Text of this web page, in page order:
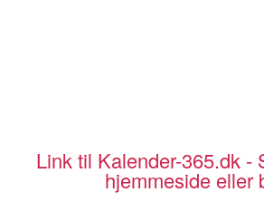
Link til Kalender-365.dk
hjemmeside eller